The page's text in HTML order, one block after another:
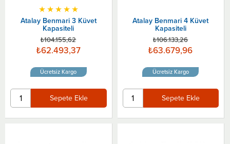
Atalay Benmari 3 Küvet
Kapasiteli
★★★★★
₺62.493,37
₺104.155,62
Sepete Ekle
Ücretsiz Kargo
Atalay Benmari 4 Küvet
Kapasiteli
₺63.679,96
₺106.133,26
Sepete Ekle
Ücretsiz Kargo